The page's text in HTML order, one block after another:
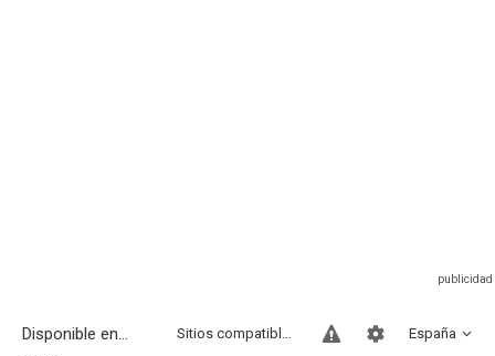
Disponible en... España
Sitios compatibles